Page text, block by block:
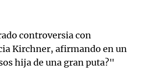
controversia con
Kirchner, afirmando en un
hija de una gran puta?"